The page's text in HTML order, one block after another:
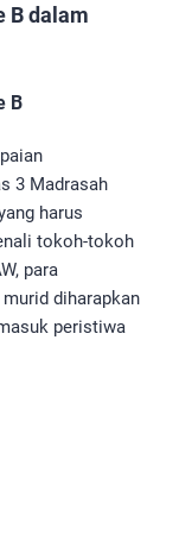
B dalam
B
3 Madrasah
harus
tokoh-tokoh
para
diharapkan
peristiwa